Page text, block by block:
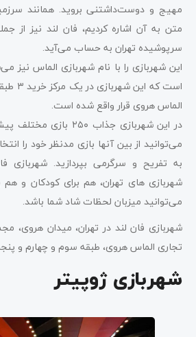
مهیج و دوست‌داشتنی بروید. همانند
متن به آن اشاره کردیم، فان لند نیز از
سرپوشیده تهران به حساب می‌آید.
این شهربازی را با نام شهربازی الماس نیز
است
الماس هروی قرار واقع شده است.
در این شهربازی جذاب
می‌توانید از بین آنها بازی مدنظر خود را
به تفریح و سرگرمی بپردازید. شهربازی
شهربازی ‌های تهران، هم برای کودکان و
می‌توانید میزبان لحظات شاد شما باشد.
شهربازی فان لند در تهران، میدان هروی،
تجاری الماس هروی، طبقه سوم و چهارم و
شهربازی ژوپیتر